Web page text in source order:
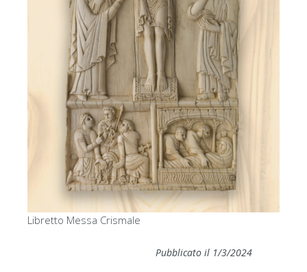
Libretto Messa Crismale
Pubblicato il 1/3/2024